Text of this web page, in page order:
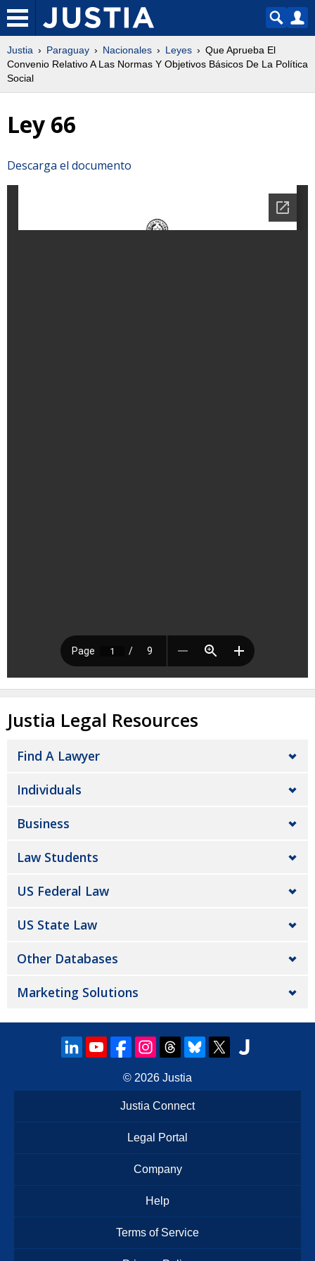
Justia Paraguay Nacionales Leyes
Que Aprueba El
Convenio Relativo A Las Normas Y Objetivos Básicos De La Política
Social
Ley 66
Descarga el documento
Justia Legal Resources
Find A Lawyer
Individuals
Business
Law Students
US Federal Law
US State Law
Other Databases
Marketing Solutions
© 2026 Justia
Justia Connect
Legal Portal
Company
Help
Terms of Service